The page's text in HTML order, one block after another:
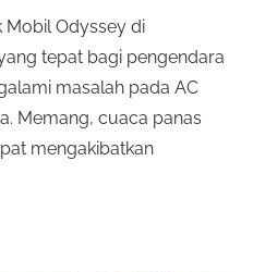
Mobil Odyssey di
tepat bagi pengendara
masalah pada AC
Memang, cuaca panas
mengakibatkan